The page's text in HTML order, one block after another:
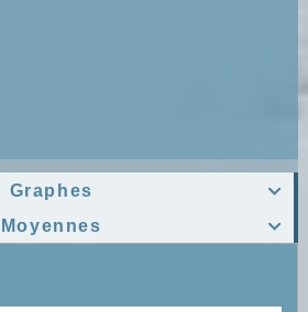

Graphes

Moyennes